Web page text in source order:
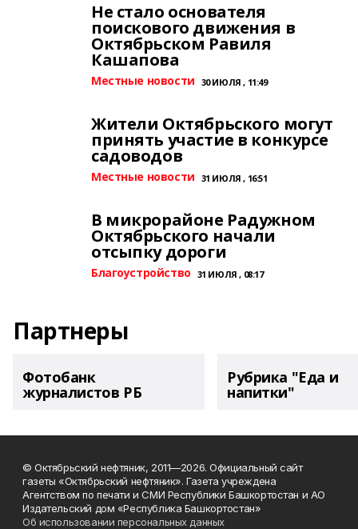
Не стало основателя
поискового движения в
Октябрьском Равиля
Кашапова
Местные новости 30 ИЮЛЯ , 11:49
Жители Октябрьского могут
принять участие в конкурсе
садоводов
Местные новости 31 ИЮЛЯ , 16:51
В микрорайоне Радужном
Октябрьского начали
отсыпку дороги
Благоустройство 31 ИЮЛЯ , 08:17
Партнеры
Фотобанк
журналистов РБ
Рубрика "Еда и
напитки"
© Октябрьский нефтяник, 2011—2026. Официальный сайт
газеты «Октябрьский нефтяник». Газета учреждена
Агентством по печати и СМИ Республики Башкортостан и АО
Издательский дом «Республика Башкортостан»
Об использовании персональных данных